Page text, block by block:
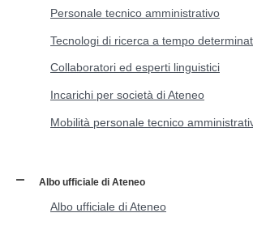
Personale tecnico amministrativo
Tecnologi di ricerca a tempo
Collaboratori ed esperti linguistici
Incarichi per società di Ateneo
Mobilità personale tecnico
Albo ufficiale di Ateneo
Albo ufficiale di Ateneo